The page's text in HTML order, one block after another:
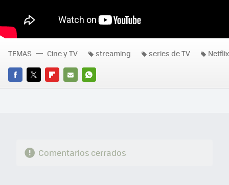
FACEBOOK
TWITTERFLIPBOARD
E-
WHATSAPP
TEMAS Cine y TV streaming series de TV Netflix
Comentarios cerrados